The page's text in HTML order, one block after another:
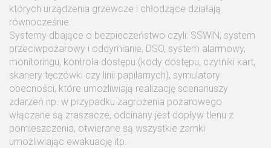
których urządzenia grzewcze i chłodzące działają
równocześnie.
Systemy dbające o bezpieczeństwo czyli: SSWiN, system
przeciwpożarowy i oddymianie, DSO, system alarmowy,
monitoringu, kontrola dostępu (kody dostępu, czytniki kart,
skanery tęczówki czy linii papilarnych), symulatory
obecności, które umożliwiają realizację scenariuszy
zdarzeń np. w przypadku zagrożenia pożarowego
włączane są zraszacze, odcinany jest dopływ tlenu z
pomieszczenia, otwierane są wszystkie zamki
umożliwiając ewakuację itp.